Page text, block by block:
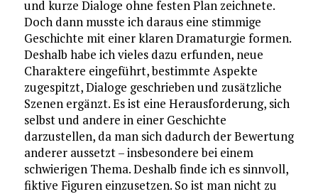
und kurze Dialoge ohne festen Plan zeichnete.
Doch dann musste ich daraus eine stimmige
Geschichte mit einer klaren Dramaturgie formen.
Deshalb habe ich vieles dazu erfunden, neue
Charaktere eingeführt, bestimmte Aspekte
zugespitzt, Dialoge geschrieben und zusätzliche
Szenen ergänzt. Es ist eine Herausforderung, sich
selbst und andere in einer Geschichte
darzustellen, da man sich dadurch der Bewertung
anderer aussetzt – insbesondere bei einem
schwierigen Thema. Deshalb finde ich es sinnvoll,
fiktive Figuren einzusetzen. So ist man nicht zu